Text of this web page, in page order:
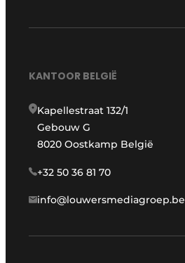
KANTOOR BELGIË
Kapellestraat 132/1
Gebouw G
8020 Oostkamp België
+32 50 36 81 70
info@louwersmediagroep.be